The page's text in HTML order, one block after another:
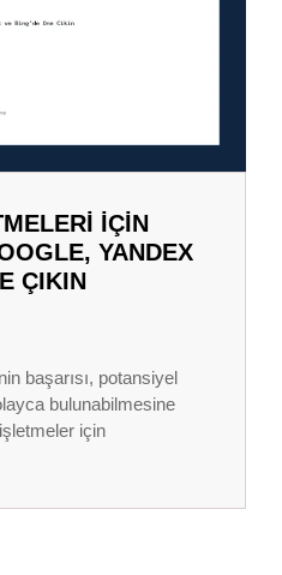
İÇIN
YANDEX
ÇIKIN
başarısı, potansiyel
bulunabilmesine
için